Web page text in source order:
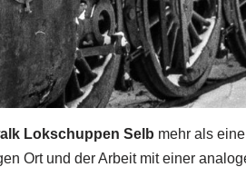
Lokschuppen Selb mehr als
Ort und der Arbeit mit einer